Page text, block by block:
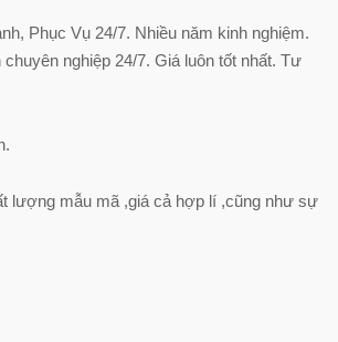
Phục Vụ 24/7. Nhiều năm kinh nghiệm.
nghiệp 24/7. Giá luôn tốt nhất. Tư
lượng mẫu mã ,giá cả hợp lí ,cũng như sự